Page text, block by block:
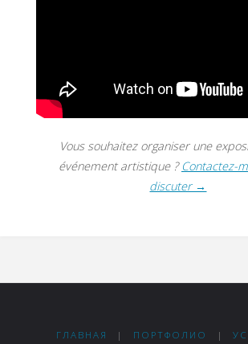
Vous souhaitez organiser une
événement artistique ? Contactez-
discuter →
ГЛАВНАЯ | ПОРТФОЛИО |